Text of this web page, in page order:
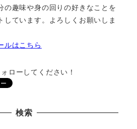
の趣味や身の回りの好きなことを
しています。よろしくお願いしま
ルはこちら
ローしてください！
検索